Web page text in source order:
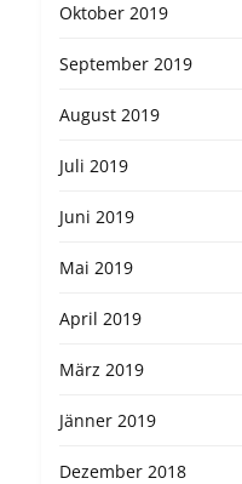
Oktober 2019
September 2019
August 2019
Juli 2019
Juni 2019
Mai 2019
April 2019
März 2019
Jänner 2019
Dezember 2018